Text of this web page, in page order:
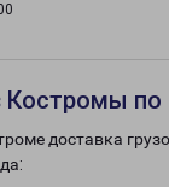
Костромы по
доставка